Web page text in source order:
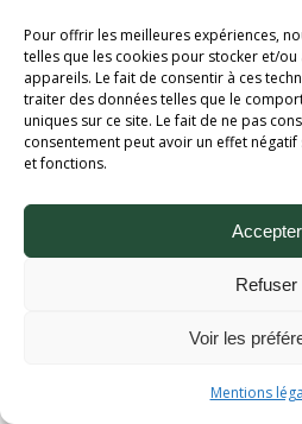
Pour offrir les meilleures expériences,
telles que les cookies pour stocker et/
appareils. Le fait de consentir à ces
traiter des données telles que le
uniques sur ce site. Le fait de ne pas
consentement peut avoir un effet
et fonctions.
Accepter
Refuser
Voir les
Mentions
Aix Bière Festival (c) 2026 -